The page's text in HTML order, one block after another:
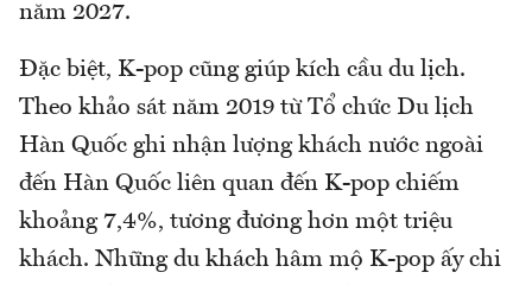
năm 2027.
Đặc biệt, K-pop cũng giúp kích cầu du lịch.
Theo khảo sát năm 2019 từ Tổ chức Du lịch
Hàn Quốc ghi nhận lượng khách nước ngoài
đến Hàn Quốc liên quan đến K-pop chiếm
khoảng 7,4%, tương đương hơn một triệu
khách. Những du khách hâm mộ K-pop ấy chi